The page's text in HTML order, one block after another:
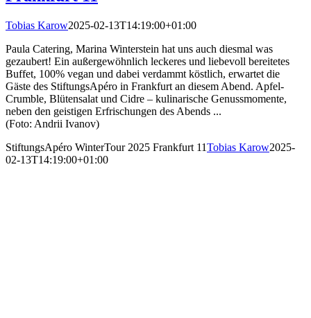
Tobias Karow2025-02-13T14:19:00+01:00
Paula Catering, Marina Winterstein hat uns auch diesmal was
gezaubert! Ein außergewöhnlich leckeres und liebevoll bereitetes
Buffet, 100% vegan und dabei verdammt köstlich, erwartet die
Gäste des StiftungsApéro in Frankfurt an diesem Abend. Apfel-
Crumble, Blütensalat und Cidre – kulinarische Genussmomente,
neben den geistigen Erfrischungen des Abends ...
(Foto: Andrii Ivanov)
StiftungsApéro WinterTour 2025 Frankfurt 11Tobias Karow2025-
02-13T14:19:00+01:00